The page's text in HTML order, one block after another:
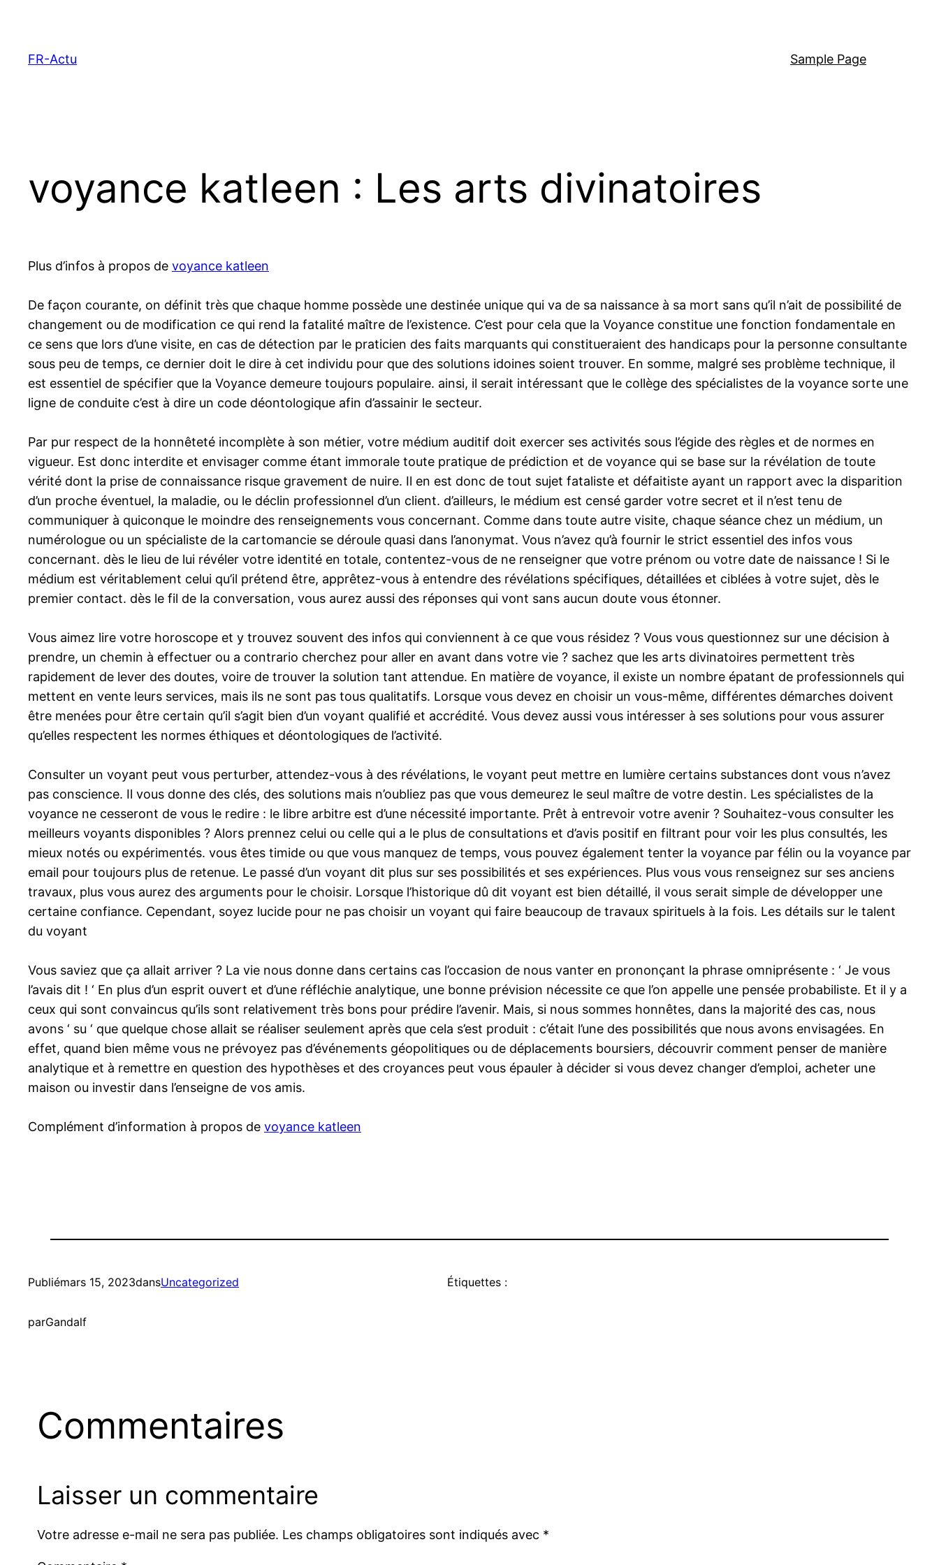
contenu
FR-Actu Sample Page
voyance katleen : Les arts divinatoires
Plus d’infos à propos de voyance katleen
De façon courante, on définit très que chaque homme possède une destinée unique qui va de sa naissance à sa mort sans qu’il n’ait de possibilité de
changement ou de modification ce qui rend la fatalité maître de l’existence. C’est pour cela que la Voyance constitue une fonction fondamentale en
ce sens que lors d’une visite, en cas de détection par le praticien des faits marquants qui constitueraient des handicaps pour la personne consultante
sous peu de temps, ce dernier doit le dire à cet individu pour que des solutions idoines soient trouver. En somme, malgré ses problème technique, il
est essentiel de spécifier que la Voyance demeure toujours populaire. ainsi, il serait intéressant que le collège des spécialistes de la voyance sorte une
ligne de conduite c’est à dire un code déontologique afin d’assainir le secteur.
Par pur respect de la honnêteté incomplète à son métier, votre médium auditif doit exercer ses activités sous l’égide des règles et de normes en
vigueur. Est donc interdite et envisager comme étant immorale toute pratique de prédiction et de voyance qui se base sur la révélation de toute
vérité dont la prise de connaissance risque gravement de nuire. Il en est donc de tout sujet fataliste et défaitiste ayant un rapport avec la disparition
d’un proche éventuel, la maladie, ou le déclin professionnel d’un client. d’ailleurs, le médium est censé garder votre secret et il n’est tenu de
communiquer à quiconque le moindre des renseignements vous concernant. Comme dans toute autre visite, chaque séance chez un médium, un
numérologue ou un spécialiste de la cartomancie se déroule quasi dans l’anonymat. Vous n’avez qu’à fournir le strict essentiel des infos vous
concernant. dès le lieu de lui révéler votre identité en totale, contentez-vous de ne renseigner que votre prénom ou votre date de naissance ! Si le
médium est véritablement celui qu’il prétend être, apprêtez-vous à entendre des révélations spécifiques, détaillées et ciblées à votre sujet, dès le
premier contact. dès le fil de la conversation, vous aurez aussi des réponses qui vont sans aucun doute vous étonner.
Vous aimez lire votre horoscope et y trouvez souvent des infos qui conviennent à ce que vous résidez ? Vous vous questionnez sur une décision à
prendre, un chemin à effectuer ou a contrario cherchez pour aller en avant dans votre vie ? sachez que les arts divinatoires permettent très
rapidement de lever des doutes, voire de trouver la solution tant attendue. En matière de voyance, il existe un nombre épatant de professionnels qui
mettent en vente leurs services, mais ils ne sont pas tous qualitatifs. Lorsque vous devez en choisir un vous-même, différentes démarches doivent
être menées pour être certain qu’il s’agit bien d’un voyant qualifié et accrédité. Vous devez aussi vous intéresser à ses solutions pour vous assurer
qu’elles respectent les normes éthiques et déontologiques de l’activité.
Consulter un voyant peut vous perturber, attendez-vous à des révélations, le voyant peut mettre en lumière certains substances dont vous n’avez
pas conscience. Il vous donne des clés, des solutions mais n’oubliez pas que vous demeurez le seul maître de votre destin. Les spécialistes de la
voyance ne cesseront de vous le redire : le libre arbitre est d’une nécessité importante. Prêt à entrevoir votre avenir ? Souhaitez-vous consulter les
meilleurs voyants disponibles ? Alors prennez celui ou celle qui a le plus de consultations et d’avis positif en filtrant pour voir les plus consultés, les
mieux notés ou expérimentés. vous êtes timide ou que vous manquez de temps, vous pouvez également tenter la voyance par félin ou la voyance par
email pour toujours plus de retenue. Le passé d’un voyant dit plus sur ses possibilités et ses expériences. Plus vous vous renseignez sur ses anciens
travaux, plus vous aurez des arguments pour le choisir. Lorsque l’historique dû dit voyant est bien détaillé, il vous serait simple de développer une
certaine confiance. Cependant, soyez lucide pour ne pas choisir un voyant qui faire beaucoup de travaux spirituels à la fois. Les détails sur le talent
du voyant
Vous saviez que ça allait arriver ? La vie nous donne dans certains cas l’occasion de nous vanter en prononçant la phrase omniprésente : ‘ Je vous
l’avais dit ! ‘ En plus d’un esprit ouvert et d’une réfléchie analytique, une bonne prévision nécessite ce que l’on appelle une pensée probabiliste. Et il y a
ceux qui sont convaincus qu’ils sont relativement très bons pour prédire l’avenir. Mais, si nous sommes honnêtes, dans la majorité des cas, nous
avons ‘ su ‘ que quelque chose allait se réaliser seulement après que cela s’est produit : c’était l’une des possibilités que nous avons envisagées. En
effet, quand bien même vous ne prévoyez pas d’événements géopolitiques ou de déplacements boursiers, découvrir comment penser de manière
analytique et à remettre en question des hypothèses et des croyances peut vous épauler à décider si vous devez changer d’emploi, acheter une
maison ou investir dans l’enseigne de vos amis.
Complément d’information à propos de voyance katleen
Publiémars 15, 2023dansUncategorized
parGandalf
Étiquettes :
Commentaires
Laisser un commentaire
Votre adresse e-mail ne sera pas publiée. Les champs obligatoires sont indiqués avec *